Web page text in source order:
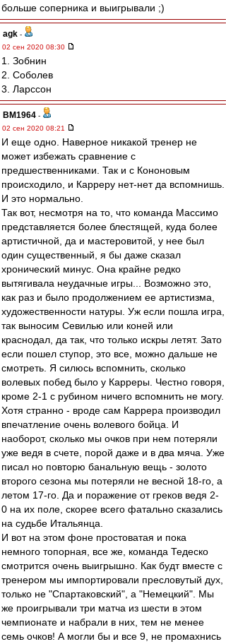
больше соперника и выигрывали ;)
agk -
02 сен 2020 08:30
1. Зобнин
2. Соболев
3. Ларссон
BM1964 -
02 сен 2020 08:21
И еще одно. Наверное никакой тренер не
может избежать сравнение с
предшественниками. Так и с Кононовым
происходило, и Карреру нет-нет да вспомнишь.
И это нормально.
Так вот, несмотря на то, что команда Массимо
представляется более блестящей, куда более
артистичной, да и мастеровитой, у нее был
один существенный, я бы даже сказал
хронический минус. Она крайне редко
вытягивала неудачные игры... Возможно это,
как раз и было продолжением ее артистизма,
художественности натуры. Уж если пошла игра,
так выносим Севилью или коней или
краснодал, да так, что только искры летят. Зато
если пошел ступор, это все, можно дальше не
смотреть. Я силюсь вспомнить, сколько
волевых побед было у Карреры. Честно говоря,
кроме 2-1 с рубином ничего вспомнить не могу.
Хотя странно - вроде сам Каррера производил
впечатление очень волевого бойца. И
наоборот, сколько мы очков при нем потеряли
уже ведя в счете, порой даже и в два мяча. Уже
писал но повторю банальную вещь - золото
второго сезона мы потеряли не весной 18-го, а
летом 17-го. Да и поражение от греков ведя 2-
0 на их поле, скорее всего фатально сказались
на судьбе Итальянца.
И вот на этом фоне простоватая и пока
немного топорная, все же, команда Тедеско
смотрится очень выигрышно. Как будт вместе с
тренером мы импортировали пресловутый дух,
только не "Спартаковский", а "Немецкий". Мы
же проигрывали три матча из шести в этом
чемпионате и набрали в них, тем не менее
семь очков! А могли бы и все 9, не промахнись